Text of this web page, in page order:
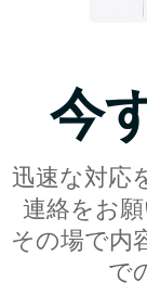
今
迅速な対応
連絡をお
その場で内
で